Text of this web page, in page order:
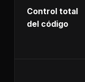
Control total
del código